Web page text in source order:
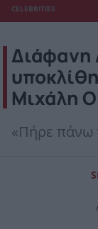
CELEBRITIES
Διάφανη
Μιχάλη
«Πήρε πάνω